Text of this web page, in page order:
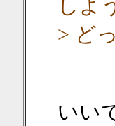
しよ
> ど
いい